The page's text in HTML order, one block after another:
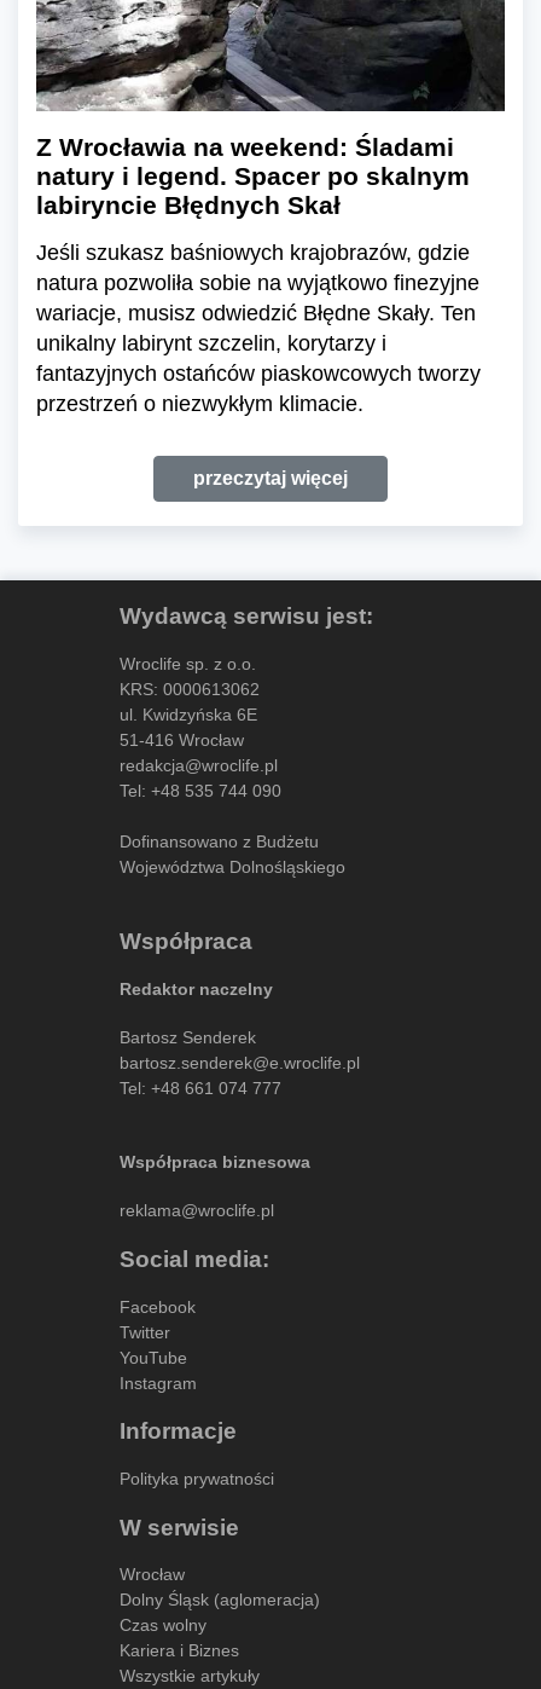
Z Wrocławia na weekend: Śladami
natury i legend. Spacer po skalnym
labiryncie Błędnych Skał
Jeśli szukasz baśniowych krajobrazów, gdzie
natura pozwoliła sobie na wyjątkowo finezyjne
wariacje, musisz odwiedzić Błędne Skały. Ten
unikalny labirynt szczelin, korytarzy i
fantazyjnych ostańców piaskowcowych tworzy
przestrzeń o niezwykłym klimacie.
przeczytaj więcej
Wydawcą serwisu jest:
Wroclife sp. z o.o.
KRS: 0000613062
ul. Kwidzyńska 6E
51-416 Wrocław
redakcja@wroclife.pl
Tel: +48 535 744 090
Dofinansowano z Budżetu
Województwa Dolnośląskiego
Współpraca
Redaktor naczelny
Bartosz Senderek
bartosz.senderek@e.wroclife.pl
Tel: +48 661 074 777
Współpraca biznesowa
reklama@wroclife.pl
Social media:
Facebook
Twitter
YouTube
Instagram
Informacje
Polityka prywatności
W serwisie
Wrocław
Dolny Śląsk (aglomeracja)
Czas wolny
Kariera i Biznes
Wszystkie artykuły